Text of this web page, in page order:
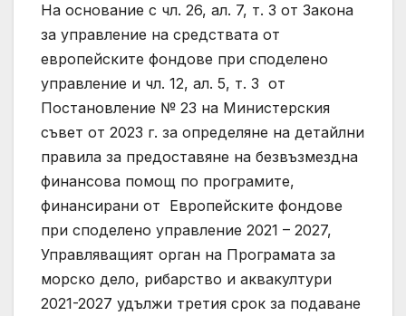
На основание с чл. 26, ал. 7, т. 3 от Закона
за управление на средствата от
европейските фондове при споделено
управление и чл. 12, ал. 5, т. 3 от
Постановление № 23 на Министерския
съвет от 2023 г. за определяне на детайлни
правила за предоставяне на безвъзмездна
финансова помощ по програмите,
финансирани от Европейските фондове
при споделено управление 2021 – 2027,
Управляващият орган на Програмата за
морско дело, рибарство и аквакултури
2021-2027 удължи третия срок за подаване